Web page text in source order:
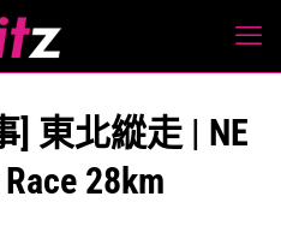
] 東北縱走 | NE
28km